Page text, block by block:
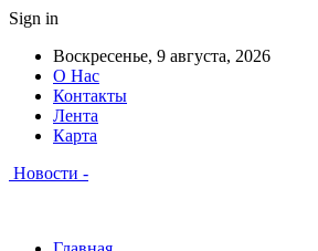
Sign in
Воскресенье, 9 августа, 2026
О Нас
Контакты
Лента
Карта
Новости -